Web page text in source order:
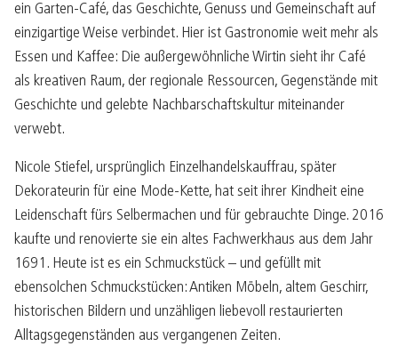
ein Garten-Café, das Geschichte, Genuss und Gemeinschaft auf
einzigartige Weise verbindet. Hier ist Gastronomie weit mehr als
Essen und Kaffee: Die außergewöhnliche Wirtin sieht ihr Café
als kreativen Raum, der regionale Ressourcen, Gegenstände mit
Geschichte und gelebte Nachbarschaftskultur miteinander
verwebt.
Nicole Stiefel, ursprünglich Einzelhandelskauffrau, später
Dekorateurin für eine Mode-Kette, hat seit ihrer Kindheit eine
Leidenschaft fürs Selbermachen und für gebrauchte Dinge. 2016
kaufte und renovierte sie ein altes Fachwerkhaus aus dem Jahr
1691. Heute ist es ein Schmuckstück – und gefüllt mit
ebensolchen Schmuckstücken: Antiken Möbeln, altem Geschirr,
historischen Bildern und unzähligen liebevoll restaurierten
Alltagsgegenständen aus vergangenen Zeiten.